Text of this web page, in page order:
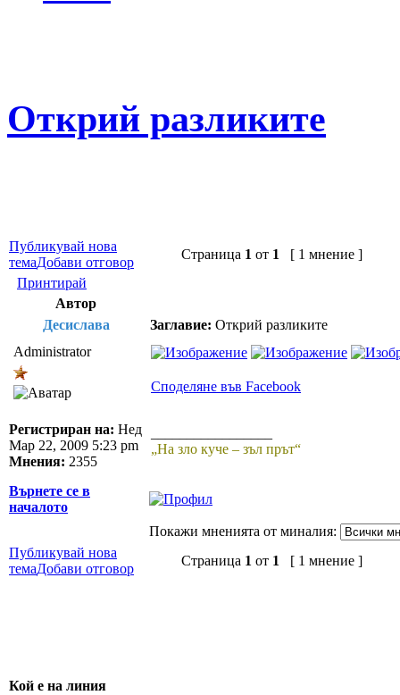
Открий разликите
Публикувай нова
темаДобави отговор
Страница 1 от 1
[ 1 мнение ]
Принтирай
Автор
Десислава
Заглавие: Открий разликите
Administrator
Регистриран на: Нед
Мар 22, 2009 5:23 pm
Мнения: 2355
Споделяне във Facebook
„На зло куче – зъл прът“
Върнете се в
началото
Покажи мненията от миналия:
Публикувай нова
темаДобави отговор
Страница 1 от 1 [ 1 мнение ]
Кой е на линия